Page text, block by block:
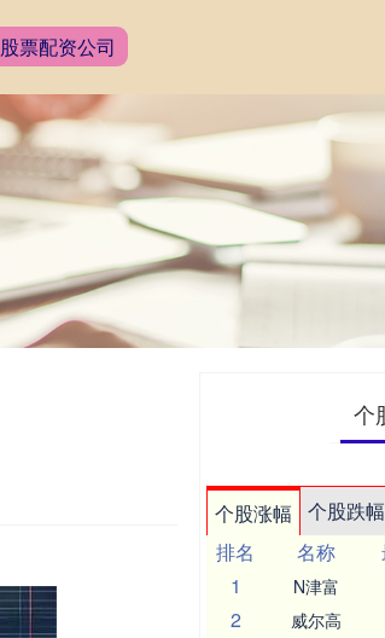
股票配资公司
个
个股涨幅 个股跌幅
排名
名称
1
N津富
2 威尔高